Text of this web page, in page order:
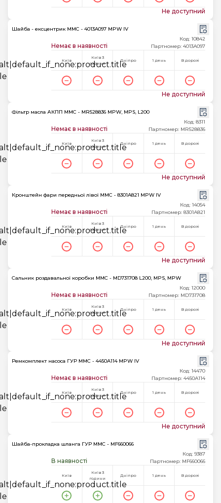
Не доступний
Шайба - ексцентрик MMC - 4013A097 MPW IV
Немає в наявності
Код: 10842
Партномер: 4013A097
Київ
Київ 3
години
Дніпро 1 день В дорозі
Не доступний
Фільтр масла АКПП MMC - MR528836 MPW, MPS, L200
Немає в наявності
Код: 8311
Партномер: MR528836
Київ
Київ 3
години
Дніпро 1 день В дорозі
Не доступний
Кронштейн фари передньої лівої MMC - 8301A821 MPW IV
Немає в наявності
Код: 14054
Партномер: 8301A821
Київ
Київ 3
години
Дніпро 1 день В дорозі
Не доступний
Сальник роздавальної коробки MMC - MD731708 L200, MPS, MPW
Немає в наявності
Код: 12000
Партномер: MD731708
Київ
Київ 3
години
Дніпро 1 день В дорозі
Не доступний
Ремкомплект насоса ГУР MMC - 4450A114 MPW IV
Немає в наявності
Код: 14470
Партномер: 4450A114
Київ
Київ 3
години
Дніпро 1 день В дорозі
Не доступний
Шайба-прокладка шланга ГУР MMC - MF660066
В наявності
Код: 9387
Партномер: MF660066
Київ
Київ 3
години
Дніпро 1 день В дорозі